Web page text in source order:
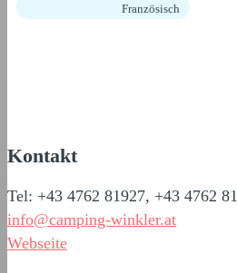
Französisch
Kontakt
Tel: +43 4762 81927, +43 4762
info@camping-winkler.at
Webseite